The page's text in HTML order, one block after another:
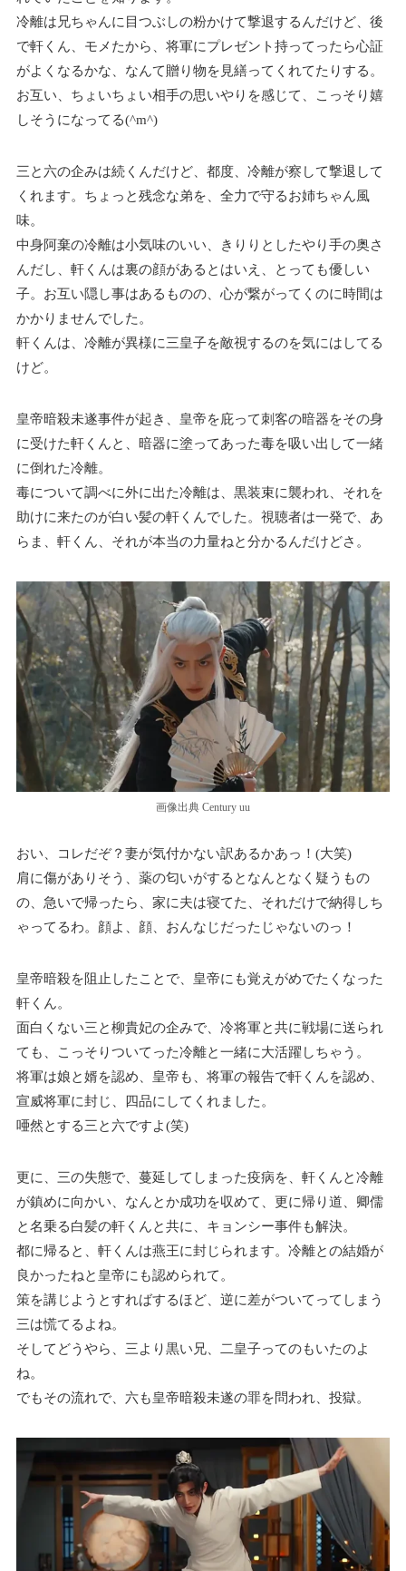
冷離は兄ちゃんに目つぶしの粉かけて撃退するんだけど、後
で軒くん、モメたから、将軍にプレゼント持ってったら心証
がよくなるかな、なんて贈り物を見繕ってくれてたりする。
お互い、ちょいちょい相手の思いやりを感じて、こっそり嬉
しそうになってる(^m^)
三と六の企みは続くんだけど、都度、冷離が察して撃退して
くれます。ちょっと残念な弟を、全力で守るお姉ちゃん風
味。
中身阿棄の冷離は小気味のいい、きりりとしたやり手の奥さ
んだし、軒くんは裏の顔があるとはいえ、とっても優しい
子。お互い隠し事はあるものの、心が繋がってくのに時間は
かかりませんでした。
軒くんは、冷離が異様に三皇子を敵視するのを気にはしてる
けど。
皇帝暗殺未遂事件が起き、皇帝を庇って刺客の暗器をその身
に受けた軒くんと、暗器に塗ってあった毒を吸い出して一緒
に倒れた冷離。
毒について調べに外に出た冷離は、黒装束に襲われ、それを
助けに来たのが白い髪の軒くんでした。視聴者は一発で、あ
らま、軒くん、それが本当の力量ねと分かるんだけどさ。
画像出典 Century uu
おい、コレだぞ？妻が気付かない訳あるかあっ！(大笑)
肩に傷がありそう、薬の匂いがするとなんとなく疑うもの
の、急いで帰ったら、家に夫は寝てた、それだけで納得しち
ゃってるわ。顔よ、顔、おんなじだったじゃないのっ！
皇帝暗殺を阻止したことで、皇帝にも覚えがめでたくなった
軒くん。
面白くない三と柳貴妃の企みで、冷将軍と共に戦場に送られ
ても、こっそりついてった冷離と一緒に大活躍しちゃう。
将軍は娘と婿を認め、皇帝も、将軍の報告で軒くんを認め、
宣威将軍に封じ、四品にしてくれました。
唖然とする三と六ですよ(笑)
更に、三の失態で、蔓延してしまった疫病を、軒くんと冷離
が鎮めに向かい、なんとか成功を収めて、更に帰り道、卿儒
と名乗る白髪の軒くんと共に、キョンシー事件も解決。
都に帰ると、軒くんは燕王に封じられます。冷離との結婚が
良かったねと皇帝にも認められて。
策を講じようとすればするほど、逆に差がついてってしまう
三は慌てるよね。
そしてどうやら、三より黒い兄、二皇子ってのもいたのよ
ね。
でもその流れで、六も皇帝暗殺未遂の罪を問われ、投獄。